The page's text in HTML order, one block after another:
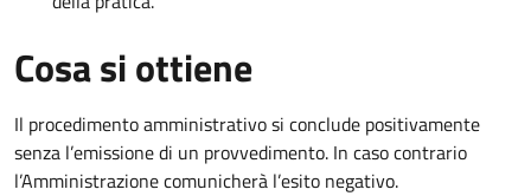
Cosa si ottiene
Il procedimento amministrativo si conclude positivamente
senza l’emissione di un provvedimento. In caso contrario
l’Amministrazione comunicherà l’esito negativo.